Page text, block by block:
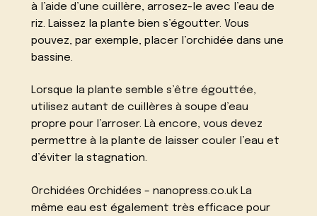
à l’aide d’une cuillère, arrosez-le avec l’eau de
riz. Laissez la plante bien s’égoutter. Vous
pouvez, par exemple, placer l’orchidée dans une
bassine.
Lorsque la plante semble s’être égouttée,
utilisez autant de cuillères à soupe d’eau
propre pour l’arroser. Là encore, vous devez
permettre à la plante de laisser couler l’eau et
d’éviter la stagnation.
Orchidées Orchidées – nanopress.co.uk La
même eau est également très efficace pour